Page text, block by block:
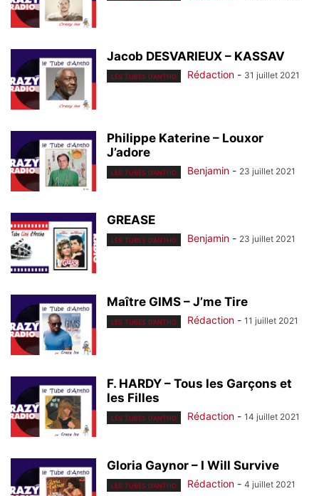
Jacob DESVARIEUX – KASSAV
LES TUBES D'ANTHO Rédaction - 31 juillet 2021
Philippe Katerine – Louxor
J’adore
LES TUBES D'ANTHO Benjamin - 23 juillet 2021
GREASE
LES TUBES D'ANTHO Benjamin - 23 juillet 2021
Maître GIMS – J’me Tire
LES TUBES D'ANTHO Rédaction - 11 juillet 2021
F. HARDY – Tous les Garçons et
les Filles
LES TUBES D'ANTHO Rédaction - 14 juillet 2021
Gloria Gaynor – I Will Survive
LES TUBES D'ANTHO Rédaction - 4 juillet 2021